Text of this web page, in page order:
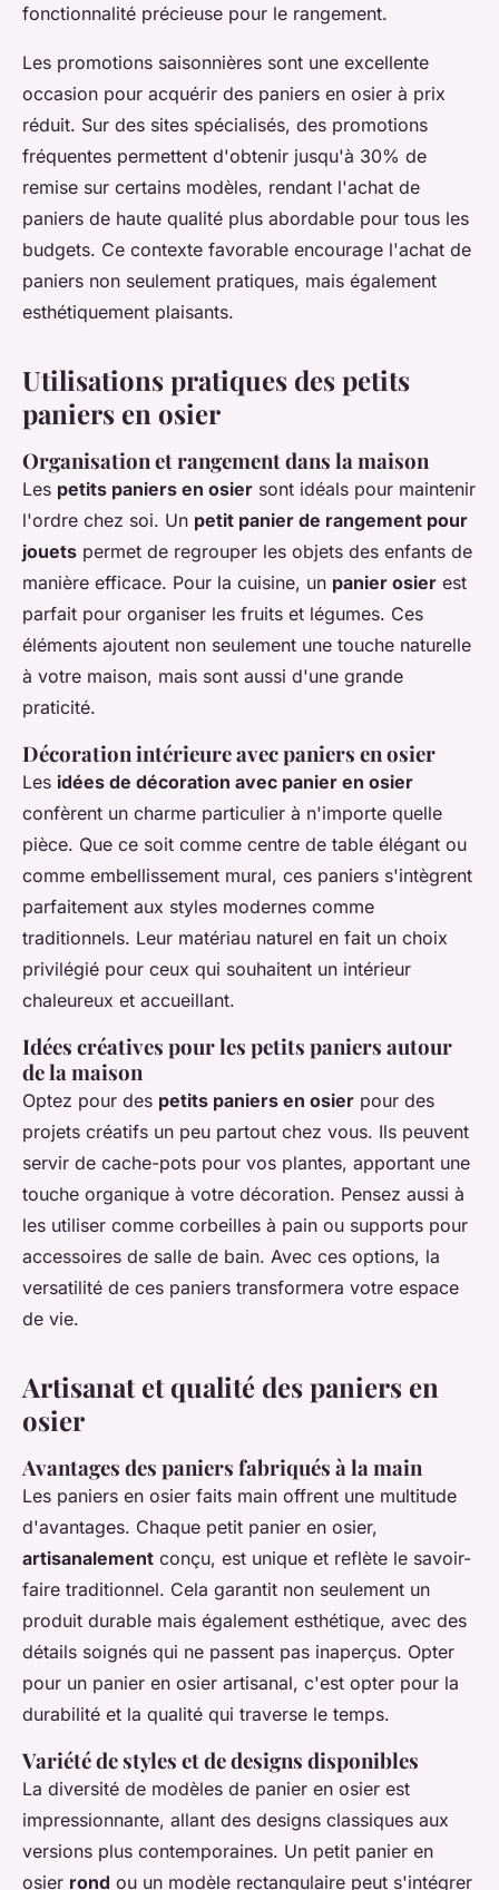
fonctionnalité précieuse pour le rangement.
Les promotions saisonnières sont une excellente
occasion pour acquérir des paniers en osier à prix
réduit. Sur des sites spécialisés, des promotions
fréquentes permettent d'obtenir jusqu'à 30% de
remise sur certains modèles, rendant l'achat de
paniers de haute qualité plus abordable pour tous les
budgets. Ce contexte favorable encourage l'achat de
paniers non seulement pratiques, mais également
esthétiquement plaisants.
Utilisations pratiques des petits
paniers en osier
Organisation et rangement dans la maison
Les petits paniers en osier sont idéals pour maintenir
l'ordre chez soi. Un petit panier de rangement pour
jouets permet de regrouper les objets des enfants de
manière efficace. Pour la cuisine, un panier osier est
parfait pour organiser les fruits et légumes. Ces
éléments ajoutent non seulement une touche naturelle
à votre maison, mais sont aussi d'une grande
praticité.
Décoration intérieure avec paniers en osier
Les idées de décoration avec panier en osier
confèrent un charme particulier à n'importe quelle
pièce. Que ce soit comme centre de table élégant ou
comme embellissement mural, ces paniers s'intègrent
parfaitement aux styles modernes comme
traditionnels. Leur matériau naturel en fait un choix
privilégié pour ceux qui souhaitent un intérieur
chaleureux et accueillant.
Idées créatives pour les petits paniers autour
de la maison
Optez pour des petits paniers en osier pour des
projets créatifs un peu partout chez vous. Ils peuvent
servir de cache-pots pour vos plantes, apportant une
touche organique à votre décoration. Pensez aussi à
les utiliser comme corbeilles à pain ou supports pour
accessoires de salle de bain. Avec ces options, la
versatilité de ces paniers transformera votre espace
de vie.
Artisanat et qualité des paniers en
osier
Avantages des paniers fabriqués à la main
Les paniers en osier faits main offrent une multitude
d'avantages. Chaque petit panier en osier,
artisanalement conçu, est unique et reflète le savoir-
faire traditionnel. Cela garantit non seulement un
produit durable mais également esthétique, avec des
détails soignés qui ne passent pas inaperçus. Opter
pour un panier en osier artisanal, c'est opter pour la
durabilité et la qualité qui traverse le temps.
Variété de styles et de designs disponibles
La diversité de modèles de panier en osier est
impressionnante, allant des designs classiques aux
versions plus contemporaines. Un petit panier en
osier rond ou un modèle rectangulaire peut s'intégrer